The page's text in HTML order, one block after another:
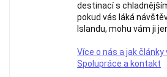
destinací s
pokud vás láká
Islandu, mohu vám ji
Více o nás a jak
Spolupráce a kontakt